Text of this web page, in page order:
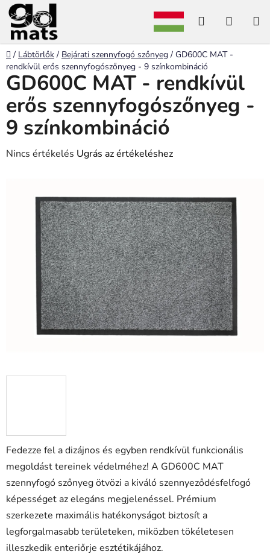
Ugrás
tartalomhoz
Keresés
Kezdőlap
/ Lábtörlők / Bejárati szennyfogó szőnyeg / GD600C MAT -
rendkívül erős szennyfogószőnyeg - 9 színkombináció
Fedezze fel a dizájnos és egyben rendkívül funkcionális
megoldást tereinek védelméhez! A GD600C MAT
szennyfogó szőnyeg ötvözi a kiváló szennyeződésfelfogó
képességet az elegáns megjelenéssel. Prémium
szerkezete maximális hatékonyságot biztosít a
legforgalmasabb területeken, miközben tökéletesen
illeszkedik enteriőrje esztétikájához.
GD600C MAT - rendkívül
erős szennyfogószőnyeg -
9 színkombináció
A
értékelése
Nincs értékelés Ugrás az értékeléshez